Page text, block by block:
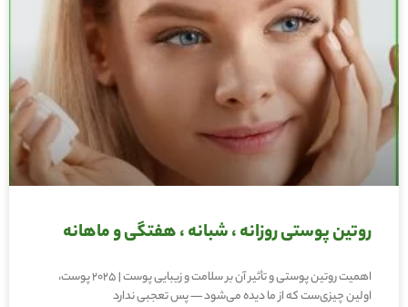
روتین پوستی روزانه ، شبانه ، هفتگی و ماهانه
اهمیت روتین پوستی و تأثیر آن بر سلامت و زیبایی پوست | ۲۰۲۵ پوست،
اولین چیزی‌ست که از ما دیده می‌شود — پس تعجبی ندارد